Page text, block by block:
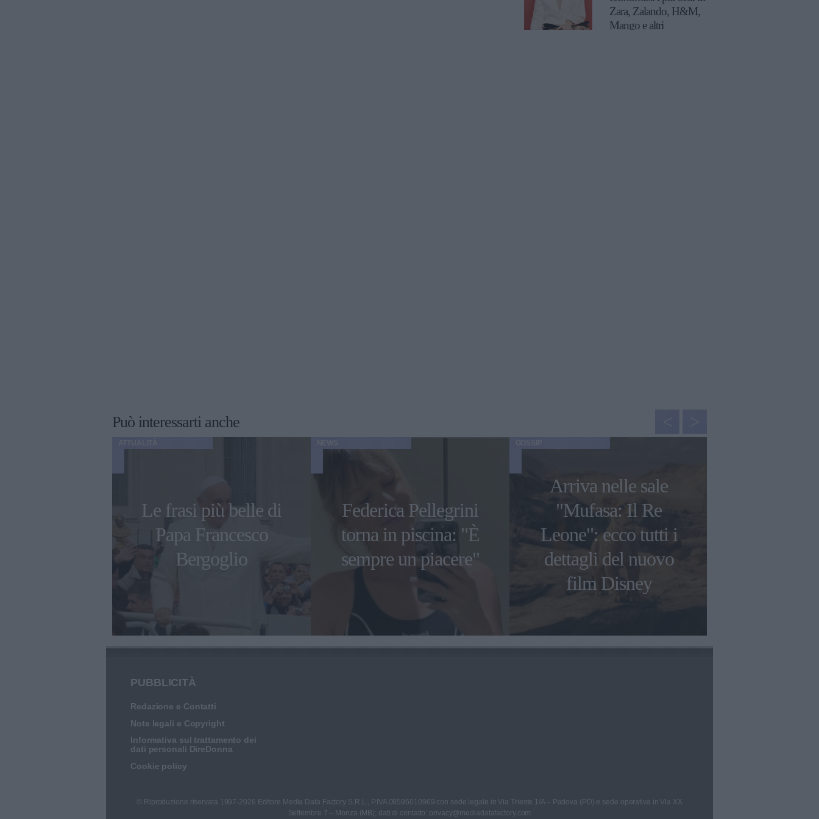
Zara, Zalando, H&M,
Mango e altri
Può interessarti anche
Le frasi più belle di
Papa Francesco
Bergoglio
Federica Pellegrini
torna in piscina: "È
sempre un piacere"
Arriva nelle sale
"Mufasa: Il Re
Leone": ecco tutti i
dettagli del nuovo
film Disney
PUBBLICITÀ
Redazione e Contatti
Note legali e Copyright
Informativa sul trattamento dei
dati personali DireDonna
Cookie policy
© Riproduzione riservata 1997-2026 Editore Media Data Factory S.R.L., P.IVA 09595010969 con sede legale in Via Trieste 1/A – Padova (PD) e sede operativa in Via XX
Settembre 7 – Monza (MB); dati di contatto: privacy@mediadatafactory.com